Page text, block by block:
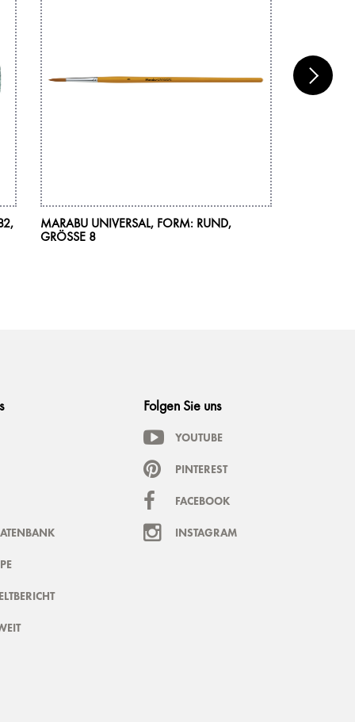
MARABU UNIVERSAL, FORM: RUND,
GRÖSSE 8
Folgen Sie uns
YOUTUBE
PINTEREST
FACEBOOK
INSTAGRAM